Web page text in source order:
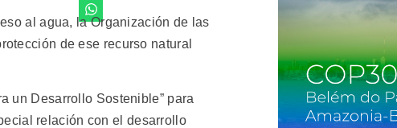
al agua, la Organización de las
de ese recurso natural
un Desarrollo Sostenible” para
relación con el desarrollo